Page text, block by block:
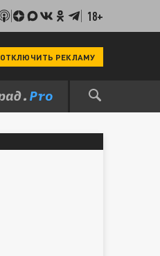
18+
ОТКЛЮЧИТЬ РЕКЛАМУ